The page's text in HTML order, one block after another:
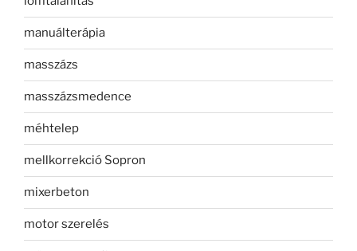
manuálterápia
masszázs
masszázsmedence
méhtelep
mellkorrekció Sopron
mixerbeton
motor szerelés